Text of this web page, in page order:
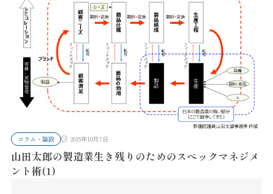
コラム・論説 2015年10月7日
山田太郎の製造業生き残りのためのスペックマネジメ
ント術(1)